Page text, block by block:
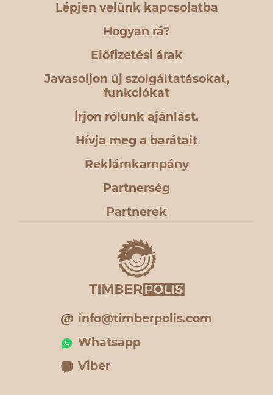
Lépjen velünk kapcsolatba
Hogyan rá?
Előfizetési árak
Javasoljon új szolgáltatásokat,
funkciókat
Írjon rólunk ajánlást.
Hívja meg a barátait
Reklámkampány
Partnerség
Partnerek
info@timberpolis.com
Whatsapp
Viber